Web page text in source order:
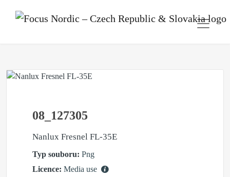
08_127305
Nanlux Fresnel FL-35E
Typ souboru: Png
Licence: Media use